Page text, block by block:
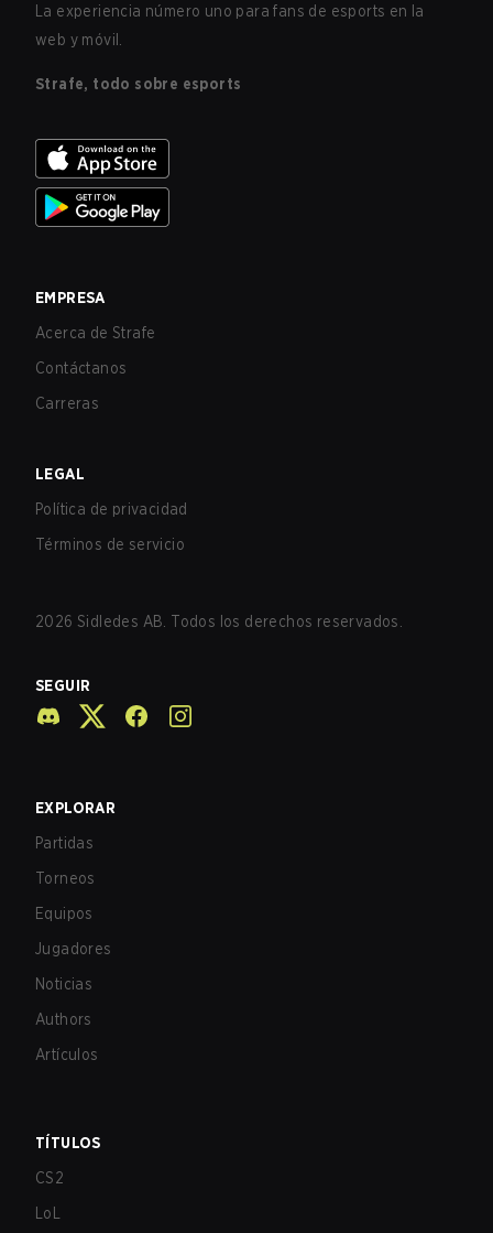
La experiencia número uno para fans de esports en la
web y móvil.
Strafe, todo sobre esports
EMPRESA
Acerca de Strafe
Contáctanos
Carreras
LEGAL
Política de privacidad
Términos de servicio
2026 Sidledes AB. Todos los derechos reservados.
SEGUIR
EXPLORAR
Partidas
Torneos
Equipos
Jugadores
Noticias
Authors
Artículos
TÍTULOS
CS2
LoL